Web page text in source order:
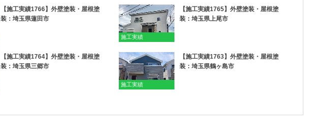
【施工実績1766】外壁塗装・屋根塗
装：埼玉県蓮田市
施工実績
【施工実績1765】外壁塗装・屋根塗
装：埼玉県上尾市
【施工実績1764】外壁塗装・屋根塗
装：埼玉県三郷市
施工実績
【施工実績1763】外壁塗装・屋根塗
装：埼玉県鶴ヶ島市